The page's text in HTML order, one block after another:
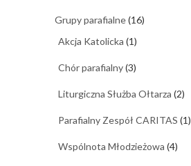
Grupy parafialne(16)
Akcja Katolicka (1)
Chór parafialny(3)
Liturgiczna Służba Ołtarza (2)
Parafialny Zespół CARITAS (1)
Wspólnota Młodzieżowa (4)